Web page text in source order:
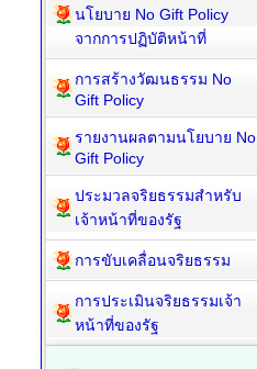
นโยบาย No Gift Policy
จากการปฏิบัติหน้าที่
การสร้างวัฒนธรรม No
Gift Policy
รายงานผลตามนโยบาย No
Gift Policy
ประมวลจริยธรรมสำหรับ
เจ้าหน้าที่ของรัฐ
การขับเคลื่อนจริยธรรม
การประเมินจริยธรรมเจ้า
หน้าที่ของรัฐ